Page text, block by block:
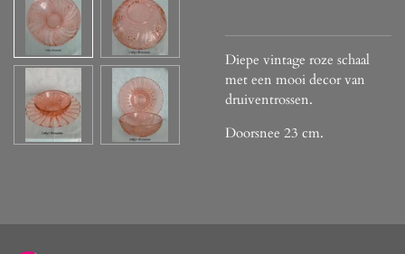
Diepe vintage roze schaal
met een mooi decor van
druiventrossen.
Doorsnee 23 cm.